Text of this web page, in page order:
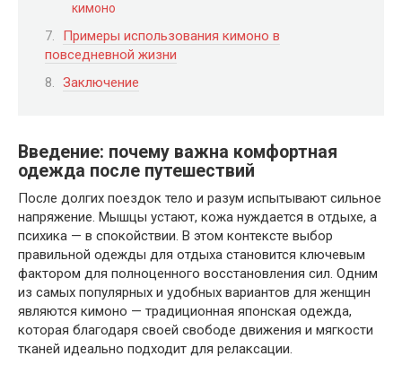
кимоно
Примеры использования кимоно в
повседневной жизни
Заключение
Введение: почему важна комфортная
одежда после путешествий
После долгих поездок тело и разум испытывают сильное
напряжение. Мышцы устают, кожа нуждается в отдыхе, а
психика — в спокойствии. В этом контексте выбор
правильной одежды для отдыха становится ключевым
фактором для полноценного восстановления сил. Одним
из самых популярных и удобных вариантов для женщин
являются кимоно — традиционная японская одежда,
которая благодаря своей свободе движения и мягкости
тканей идеально подходит для релаксации.